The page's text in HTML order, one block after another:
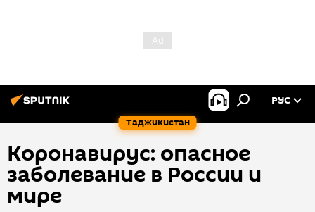
Таджикистан
РУС
Коронавирус: опасное
заболевание в России и
мире